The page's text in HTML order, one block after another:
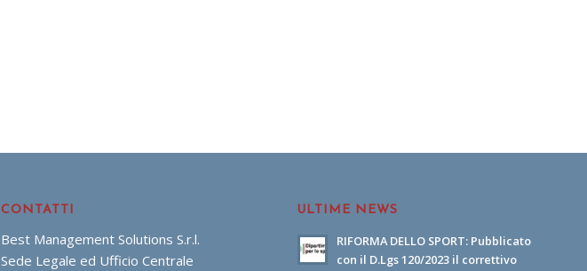
CONTATTI
Best Management Solutions S.r.l.
Sede Legale ed Ufficio Centrale
ULTIME NEWS
RIFORMA DELLO SPORT: Pubblicato
con il D.Lgs 120/2023 il correttivo